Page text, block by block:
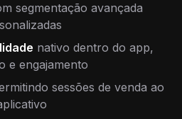
segmentação avançada
nativo dentro do app,
e engajamento
sessões de venda ao